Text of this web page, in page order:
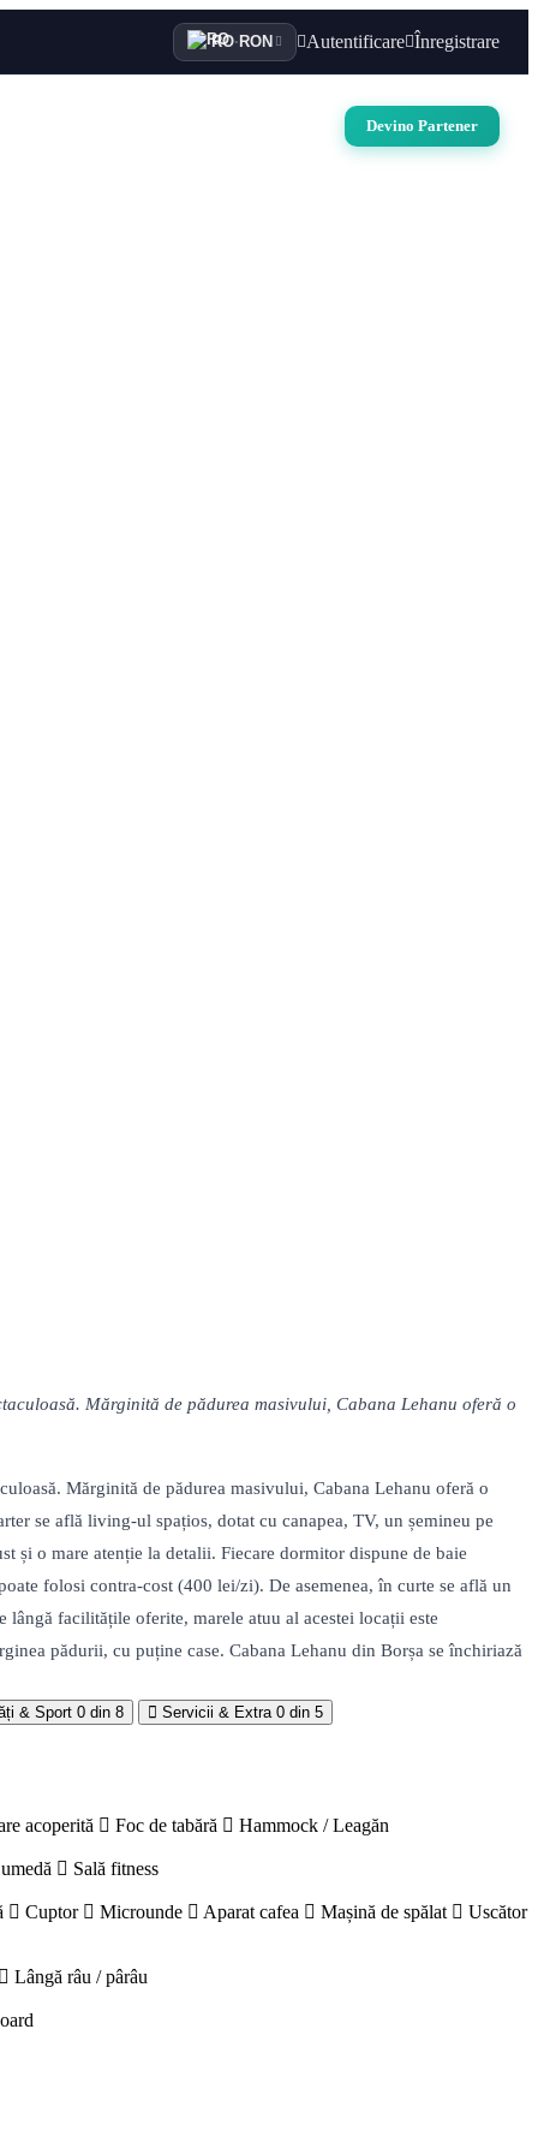
RO· RON Autentificare Înregistrare
Devino Partener
Mărginită de pădurea masivului, Cabana Lehanu oferă o
Mărginită de pădurea masivului, Cabana Lehanu oferă o
se află living-ul spațios, dotat cu canapea, TV, un șemineu pe
și o mare atenție la detalii. Fiecare dormitor dispune de baie
folosi contra-cost (400 lei/zi). De asemenea, în curte se află un
lângă facilitățile oferite, marele atuu al acestei locații este
pădurii, cu puține case. Cabana Lehanu din Borșa se închiriază
& Sport 0 din 8 Servicii & Extra 0 din 5
acoperită Foc de tabără Hammock / Leagăn
Sală fitness
Cuptor Microunde Aparat cafea Mașină de spălat Uscător
Lângă râu / pârâu